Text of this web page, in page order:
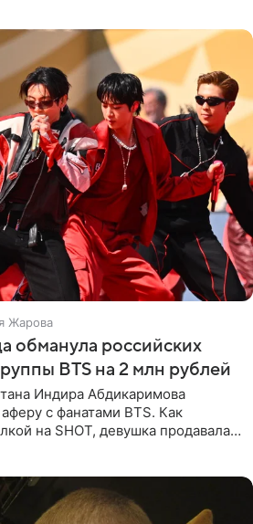
Жарова
российских
BTS на 2 млн рублей
Индира Абдикаримова
с фанатами BTS. Как
на SHOT, девушка продавала